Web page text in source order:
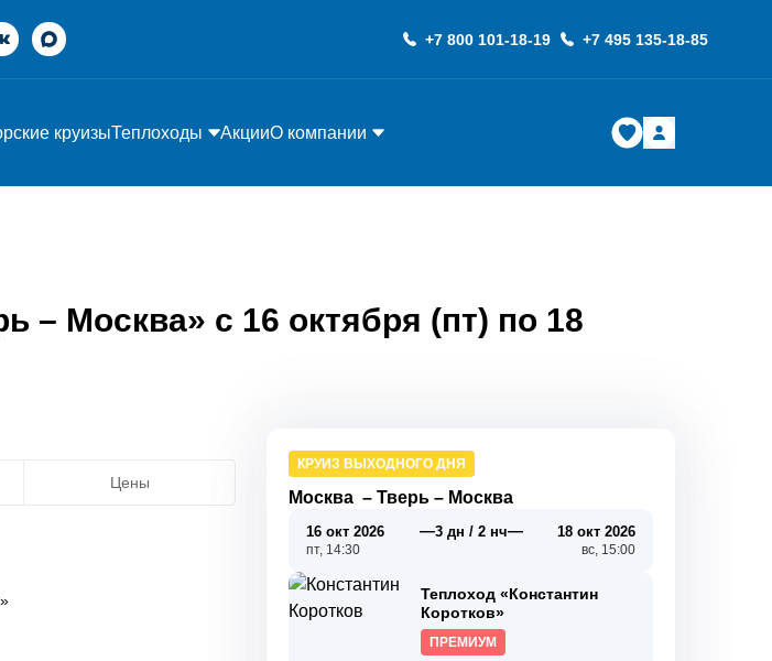
+7 800 101-18-19 +7 495 135-18-85
круизыТеплоходы АкцииО компании
– Москва» с 16 октября (пт) по 18
Цены
КРУИЗ ВЫХОДНОГО ДНЯ
Москва –Тверь – Москва
16 окт 2026
пт, 14:30
—3 дн / 2 нч— 18 окт 2026
вс, 15:00
Теплоход «Константин
Коротков»
ПРЕМИУМ